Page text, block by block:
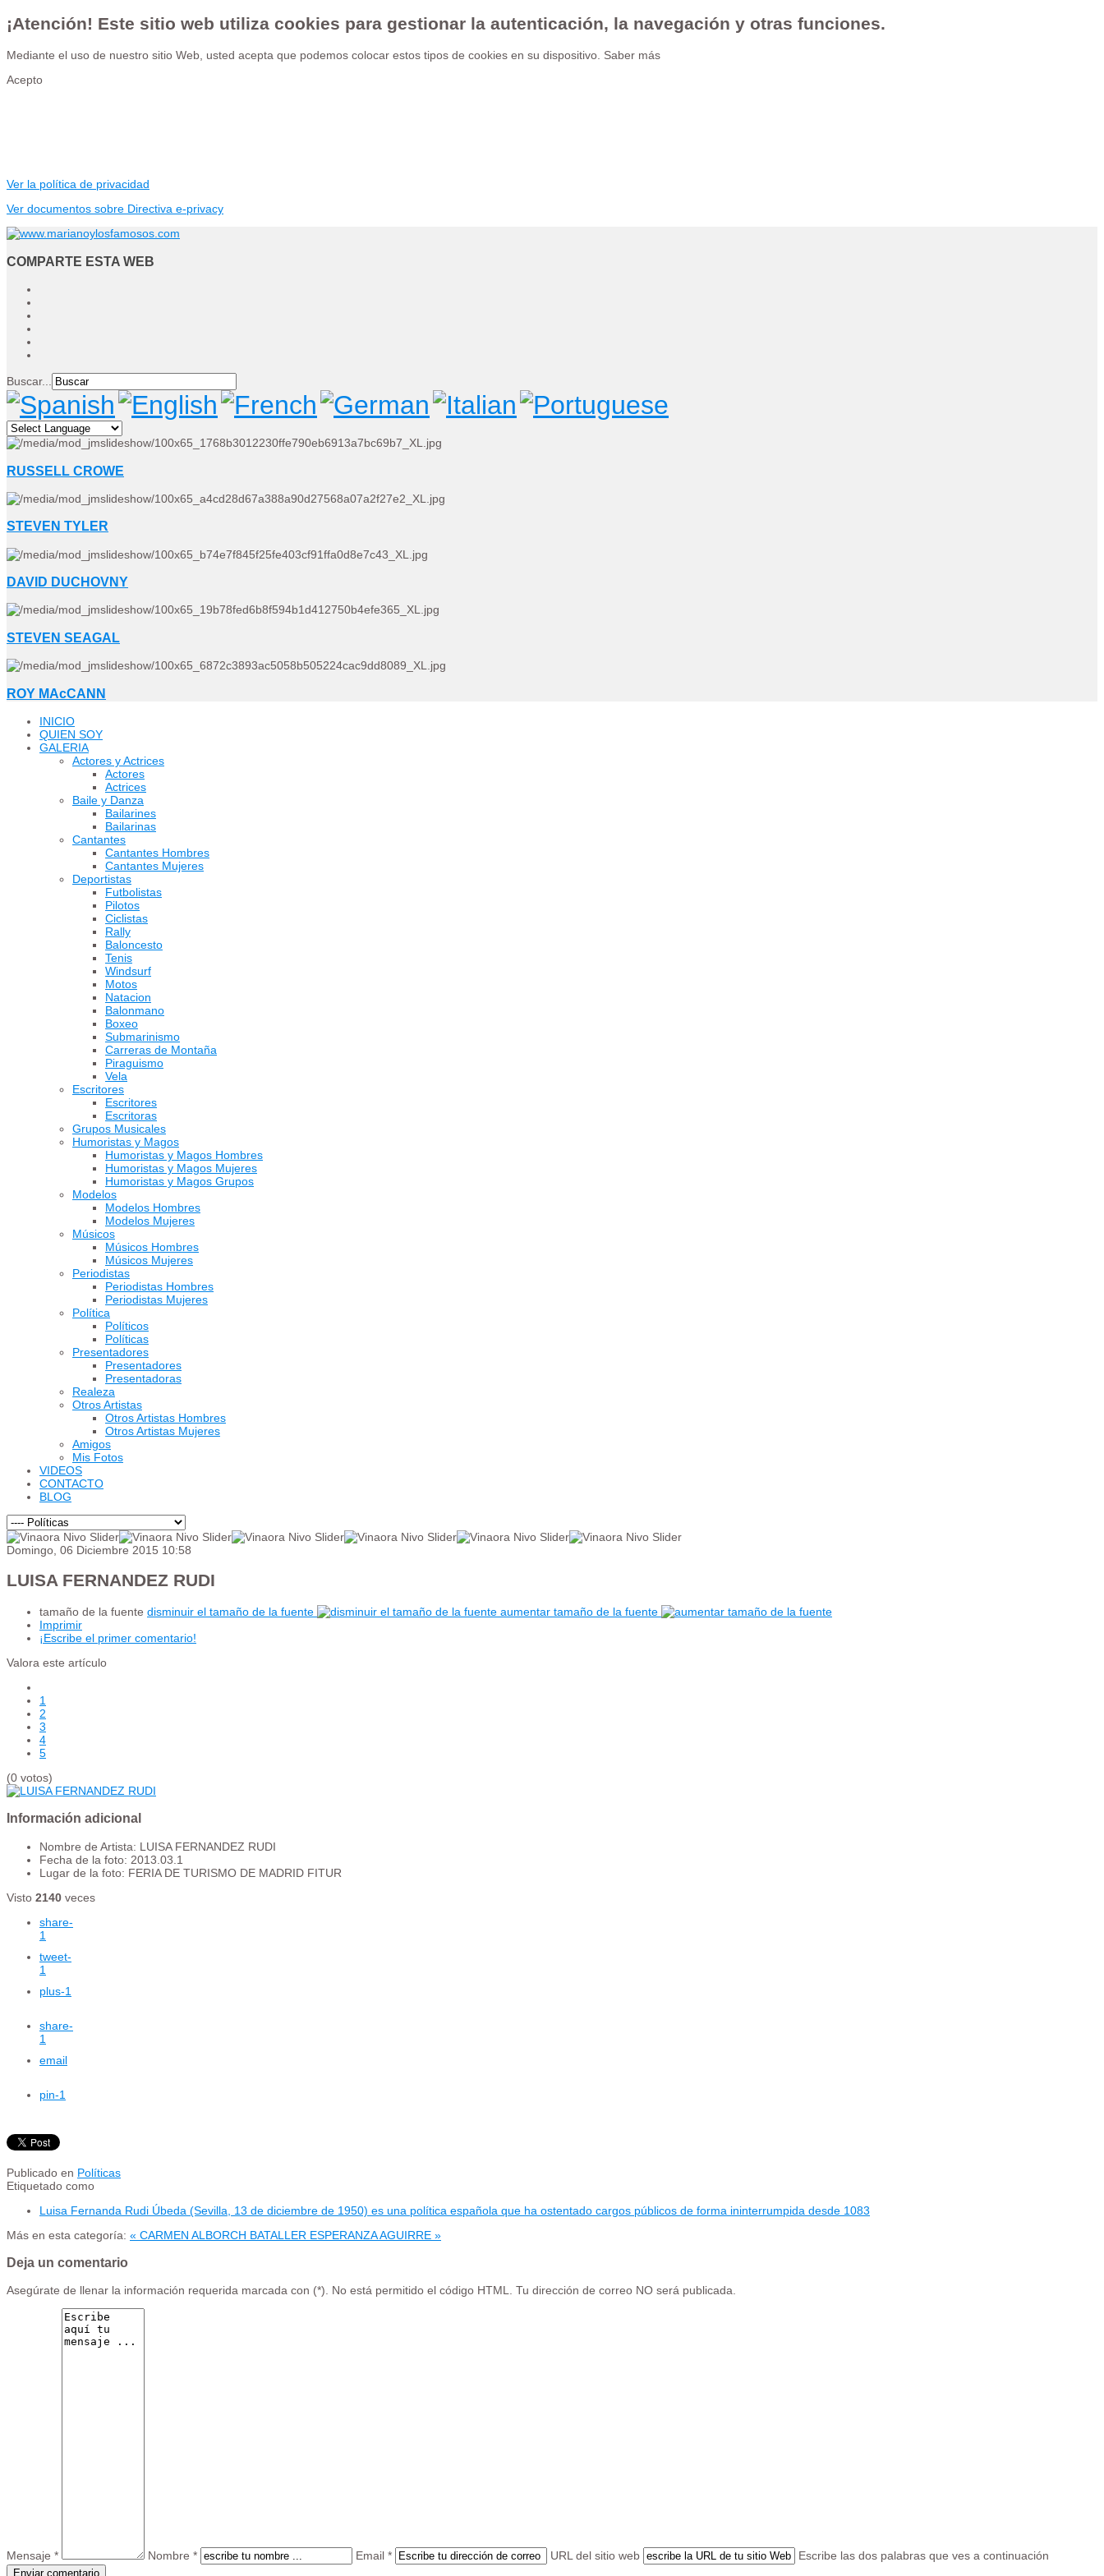
¡Atención! Este sitio web utiliza cookies para gestionar la autenticación, la navegación y otras funciones.
Mediante el uso de nuestro sitio Web, usted acepta que podemos colocar estos tipos de cookies en su dispositivo. Saber más
Acepto
Ver la política de privacidad
Ver documentos sobre Directiva e-privacy
COMPARTE ESTA WEB
Buscar...
RUSSELL CROWE
STEVEN TYLER
DAVID DUCHOVNY
STEVEN SEAGAL
ROY MAcCANN
INICIO
QUIEN SOY
GALERIA
Actores y Actrices
Actores
Actrices
Baile y Danza
Bailarines
Bailarinas
Cantantes
Cantantes Hombres
Cantantes Mujeres
Deportistas
Futbolistas
Pilotos
Ciclistas
Rally
Baloncesto
Tenis
Windsurf
Motos
Natacion
Balonmano
Boxeo
Submarinismo
Carreras de Montaña
Piraguismo
Vela
Escritores
Escritores
Escritoras
Grupos Musicales
Humoristas y Magos
Humoristas y Magos Hombres
Humoristas y Magos Mujeres
Humoristas y Magos Grupos
Modelos
Modelos Hombres
Modelos Mujeres
Músicos
Músicos Hombres
Músicos Mujeres
Periodistas
Periodistas Hombres
Periodistas Mujeres
Política
Políticos
Políticas
Presentadores
Presentadores
Presentadoras
Realeza
Otros Artistas
Otros Artistas Hombres
Otros Artistas Mujeres
Amigos
Mis Fotos
VIDEOS
CONTACTO
BLOG
Domingo, 06 Diciembre 2015 10:58
LUISA FERNANDEZ RUDI
tamaño de la fuente disminuir el tamaño de la fuente
aumentar tamaño de la fuente
Imprimir
¡Escribe el primer comentario!
Valora este artículo
1
2
3
4
5
(0 votos)
Información adicional
Nombre de Artista: LUISA FERNANDEZ RUDI
Fecha de la foto: 2013.03.1
Lugar de la foto: FERIA DE TURISMO DE MADRID FITUR
Visto 2140 veces
share-
1
tweet-
1
plus-1
share-
1
email
pin-1
Publicado en Políticas
Etiquetado como
Luisa Fernanda Rudi Úbeda (Sevilla, 13 de diciembre de 1950) es una política española que ha ostentado cargos públicos de forma ininterrumpida desde 1083
Más en esta categoría: « CARMEN ALBORCH BATALLER ESPERANZA AGUIRRE »
Deja un comentario
Asegúrate de llenar la información requerida marcada con (*). No está permitido el código HTML. Tu dirección de correo NO será publicada.
Mensaje * Nombre * Email * URL del sitio web Escribe las dos palabras que ves a continuación